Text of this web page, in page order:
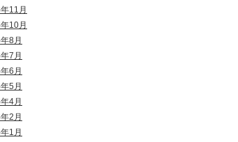
11月
10月
8月
7月
6月
5月
4月
2月
1月